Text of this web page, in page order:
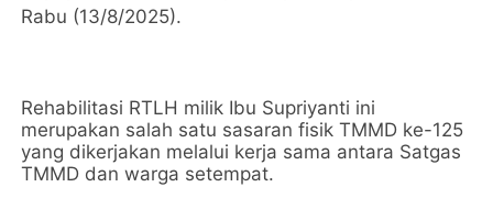
Rabu (13/8/2025).
Rehabilitasi RTLH milik Ibu Supriyanti ini
merupakan salah satu sasaran fisik TMMD ke-125
yang dikerjakan melalui kerja sama antara Satgas
TMMD dan warga setempat.